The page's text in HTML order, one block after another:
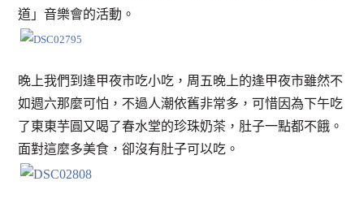
道」音樂會的活動。
晚上我們到逢甲夜市吃小吃，周五晚上的逢甲夜市雖然不
如週六那麼可怕，不過人潮依舊非常多，可惜因為下午吃
了東東芋圓又喝了春水堂的珍珠奶茶，肚子一點都不餓。
面對這麼多美食，卻沒有肚子可以吃。